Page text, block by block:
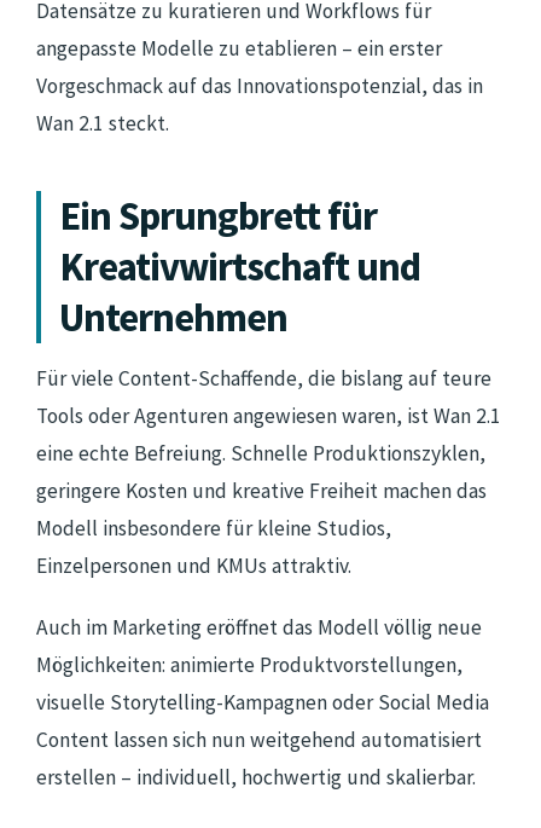
Datensätze zu kuratieren und Workflows für
angepasste Modelle zu etablieren – ein erster
Vorgeschmack auf das Innovationspotenzial, das in
Wan 2.1 steckt.
Ein Sprungbrett für
Kreativwirtschaft und
Unternehmen
Für viele Content-Schaffende, die bislang auf teure
Tools oder Agenturen angewiesen waren, ist Wan 2.1
eine echte Befreiung. Schnelle Produktionszyklen,
geringere Kosten und kreative Freiheit machen das
Modell insbesondere für kleine Studios,
Einzelpersonen und KMUs attraktiv.
Auch im Marketing eröffnet das Modell völlig neue
Möglichkeiten: animierte Produktvorstellungen,
visuelle Storytelling-Kampagnen oder Social Media
Content lassen sich nun weitgehend automatisiert
erstellen – individuell, hochwertig und skalierbar.